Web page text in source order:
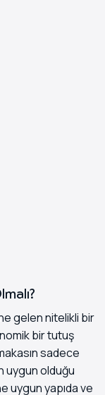
gelen nitelikli bir
bir tutuş
sadece
uygun olduğu
uygun yapıda ve